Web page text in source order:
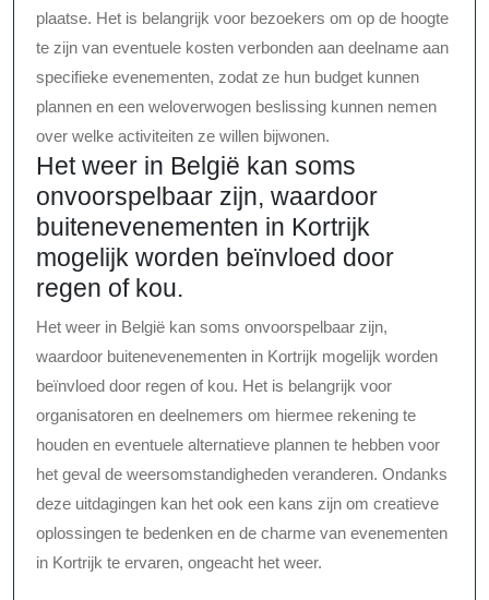
plaatse. Het is belangrijk voor bezoekers om op de hoogte
te zijn van eventuele kosten verbonden aan deelname aan
specifieke evenementen, zodat ze hun budget kunnen
plannen en een weloverwogen beslissing kunnen nemen
over welke activiteiten ze willen bijwonen.
Het weer in België kan soms
onvoorspelbaar zijn, waardoor
buitenevenementen in Kortrijk
mogelijk worden beïnvloed door
regen of kou.
Het weer in België kan soms onvoorspelbaar zijn,
waardoor buitenevenementen in Kortrijk mogelijk worden
beïnvloed door regen of kou. Het is belangrijk voor
organisatoren en deelnemers om hiermee rekening te
houden en eventuele alternatieve plannen te hebben voor
het geval de weersomstandigheden veranderen. Ondanks
deze uitdagingen kan het ook een kans zijn om creatieve
oplossingen te bedenken en de charme van evenementen
in Kortrijk te ervaren, ongeacht het weer.